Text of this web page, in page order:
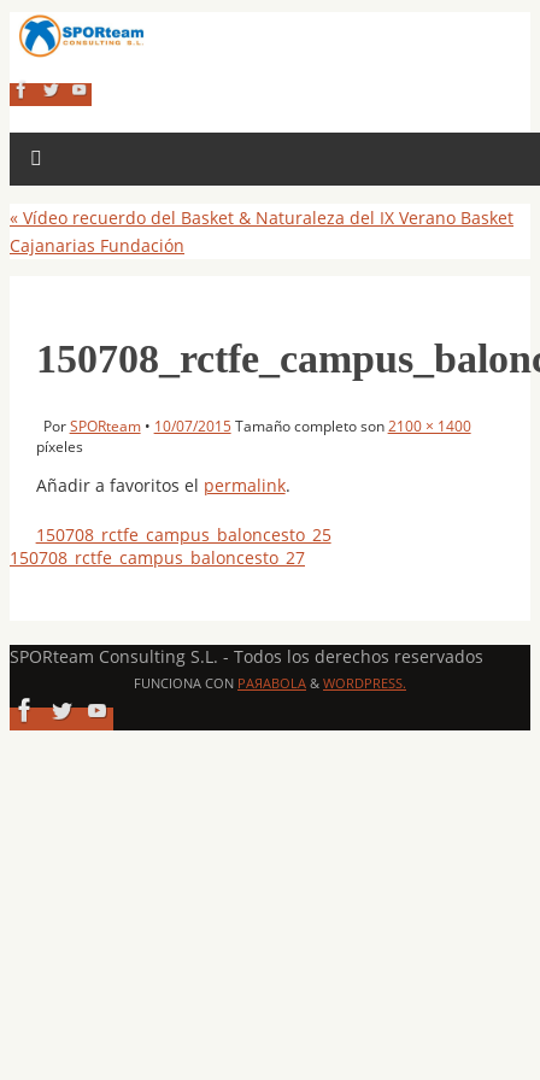
« Vídeo recuerdo del Basket & Naturaleza del IX Verano Basket
Cajanarias Fundación
PorSPORteam • 10/07/2015 Tamaño completo son2100 × 1400
píxeles
Añadir a favoritos el permalink.
150708_rctfe_campus_baloncesto_25
150708_rctfe_campus_baloncesto_27
SPORteam Consulting S.L. - Todos los derechos reservados
FUNCIONA CON PAЯABOLA & WORDPRESS.